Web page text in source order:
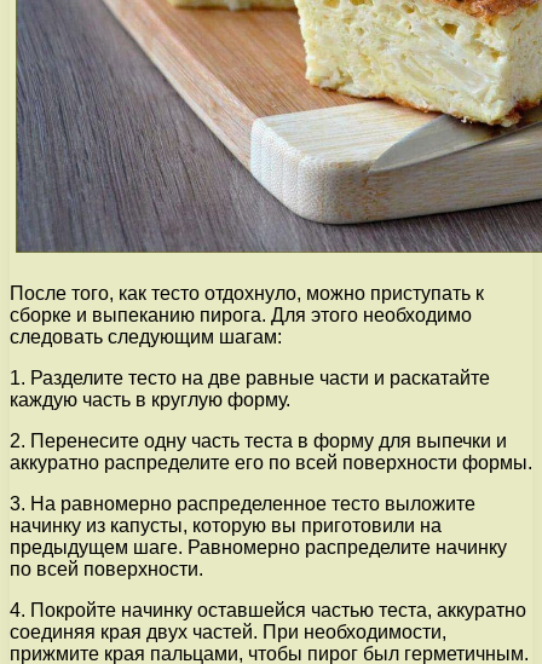
После того, как тесто отдохнуло, можно приступать к
сборке и выпеканию пирога. Для этого необходимо
следовать следующим шагам:
1. Разделите тесто на две равные части и раскатайте
каждую часть в круглую форму.
2. Перенесите одну часть теста в форму для выпечки и
аккуратно распределите его по всей поверхности формы.
3. На равномерно распределенное тесто выложите
начинку из капусты, которую вы приготовили на
предыдущем шаге. Равномерно распределите начинку
по всей поверхности.
4. Покройте начинку оставшейся частью теста, аккуратно
соединяя края двух частей. При необходимости,
прижмите края пальцами, чтобы пирог был герметичным.